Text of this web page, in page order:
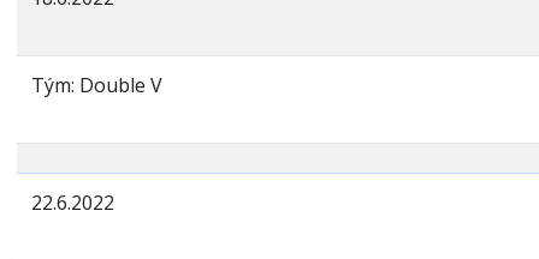
Tým: Double V
22.6.2022